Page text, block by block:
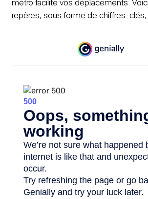
repères, sous forme de chiffres-clés,